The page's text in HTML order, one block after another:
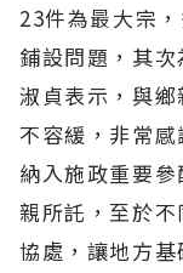
23件為最大宗
鋪設問題，其
淑貞表示，與
不容緩，非常
納入施政重要
親所託，至於
協處，讓地方